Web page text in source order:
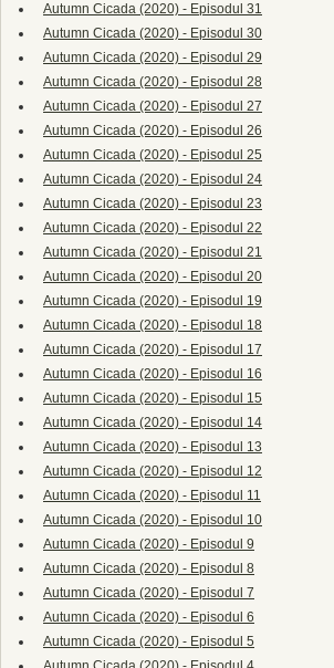
Autumn Cicada (2020) - Episodul 31
Autumn Cicada (2020) - Episodul 30
Autumn Cicada (2020) - Episodul 29
Autumn Cicada (2020) - Episodul 28
Autumn Cicada (2020) - Episodul 27
Autumn Cicada (2020) - Episodul 26
Autumn Cicada (2020) - Episodul 25
Autumn Cicada (2020) - Episodul 24
Autumn Cicada (2020) - Episodul 23
Autumn Cicada (2020) - Episodul 22
Autumn Cicada (2020) - Episodul 21
Autumn Cicada (2020) - Episodul 20
Autumn Cicada (2020) - Episodul 19
Autumn Cicada (2020) - Episodul 18
Autumn Cicada (2020) - Episodul 17
Autumn Cicada (2020) - Episodul 16
Autumn Cicada (2020) - Episodul 15
Autumn Cicada (2020) - Episodul 14
Autumn Cicada (2020) - Episodul 13
Autumn Cicada (2020) - Episodul 12
Autumn Cicada (2020) - Episodul 11
Autumn Cicada (2020) - Episodul 10
Autumn Cicada (2020) - Episodul 9
Autumn Cicada (2020) - Episodul 8
Autumn Cicada (2020) - Episodul 7
Autumn Cicada (2020) - Episodul 6
Autumn Cicada (2020) - Episodul 5